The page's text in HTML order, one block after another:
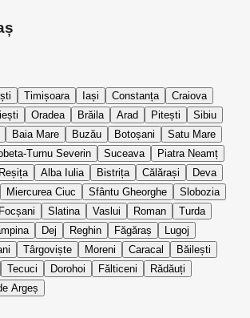
Timișoara Iași Constanța
Craiova
Oradea Brăila Arad Pitești
Sibiu
Baia Mare Buzău Botoșani
Satu Mare
Turnu Severin Suceava
Piatra Neamț
Reșița Alba Iulia Bistrița Călărași
Deva
Miercurea Ciuc Sfântu Gheorghe
Slobozia
Focșani Slatina Vaslui Roman
Turda
Dej Reghin Făgăraș
Lugoj
Târgoviște Moreni Caracal
Băilești
Tecuci Dorohoi Fălticeni
Rădăuți
Argeș